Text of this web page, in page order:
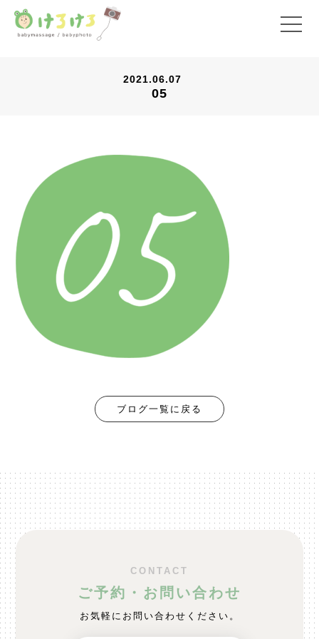
2021.06.07
05
ブログ一覧に戻る
CONTACT
ご予約・お問い合わせ
お気軽にお問い合わせください。